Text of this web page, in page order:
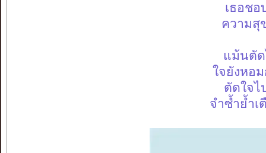
เธอชอ
ความสุ
แม้นตัด
ใจยังหอ
ตัดใจไ
จำซ้ำย้ำเ